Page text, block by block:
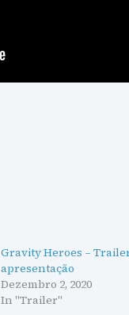
Gravity Heroes –
apresentação
Dezembro 2, 2020
In "Trailer"